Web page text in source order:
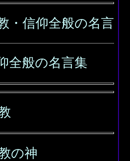
・信仰全般の名言
全般の名言集
の神